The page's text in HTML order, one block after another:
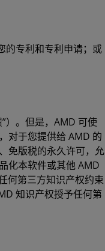
的专利和专利申请；或
）。但是，AMD 可使
对于您提供给 AMD 的
免版税的永久许可，允
化本软件或其他 AMD
何第三方知识产权约束
知识产权授予任何第